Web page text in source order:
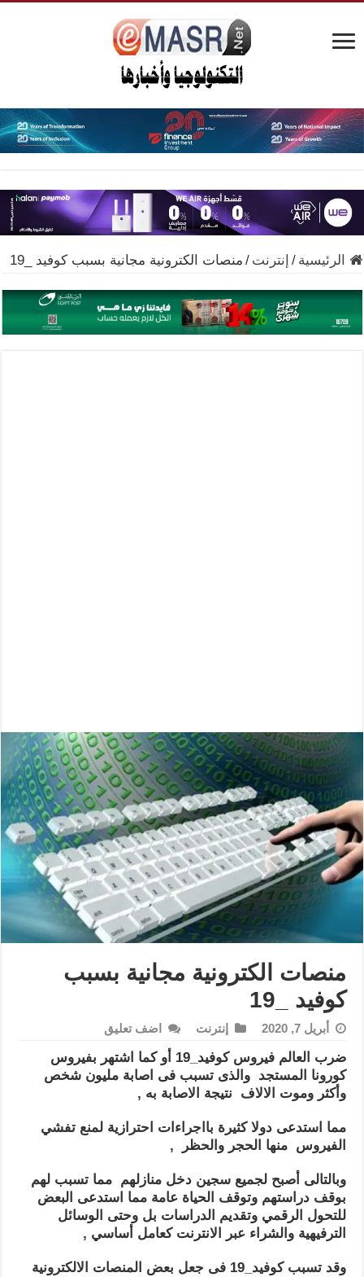
الرئيسية / إنترنت / منصات الكترونية مجانية بسبب كوفيد _19
منصات الكترونية مجانية بسبب
كوفيد _19
أبريل 7, 2020 إنترنت اضف تعليق
ضرب العالم فيروس كوفيد_19 أو كما اشتهر بفيروس
كورونا المستجد والذى تسبب فى اصابة مليون شخص
وأكثر وموت الالاف نتيجة الاصابة به ,
مما استدعى دولا كثيرة بااجراءات احترازية لمنع تفشي
الفيروس منها الحجر والحظر ,
وبالتالى أصبح لجميع سجين دخل منازلهم مما تسبب لهم
بوقف دراستهم وتوقف الحياة عامة مما استدعى البعض
للتحول الرقمي وتقديم الدراسات بل وحتى الوسائل
الترفيهية والشراء عبر الانترنت كعامل أساسي ,
وقد تسبب كوفيد_19 فى جعل بعض المنصات الالكترونية